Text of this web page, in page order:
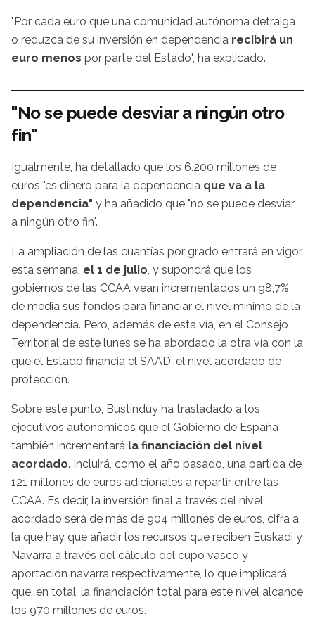
"Por cada euro que una comunidad autónoma detraiga
o reduzca de su inversión en dependencia recibirá un
euro menos por parte del Estado", ha explicado.
"No se puede desviar a ningún otro
fin"
Igualmente, ha detallado que los 6.200 millones de
euros "es dinero para la dependencia que va a la
dependencia" y ha añadido que "no se puede desviar
a ningún otro fin".
La ampliación de las cuantías por grado entrará en vigor
esta semana, el 1 de julio, y supondrá que los
gobiernos de las CCAA vean incrementados un 98,7%
de media sus fondos para financiar el nivel mínimo de la
dependencia. Pero, además de esta vía, en el Consejo
Territorial de este lunes se ha abordado la otra vía con la
que el Estado financia el SAAD: el nivel acordado de
protección.
Sobre este punto, Bustinduy ha trasladado a los
ejecutivos autonómicos que el Gobierno de España
también incrementará la financiación del nivel
acordado. Incluirá, como el año pasado, una partida de
121 millones de euros adicionales a repartir entre las
CCAA. Es decir, la inversión final a través del nivel
acordado será de más de 904 millones de euros, cifra a
la que hay que añadir los recursos que reciben Euskadi y
Navarra a través del cálculo del cupo vasco y
aportación navarra respectivamente, lo que implicará
que, en total, la financiación total para este nivel alcance
los 970 millones de euros.